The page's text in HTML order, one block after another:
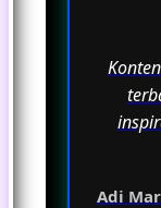
Adi